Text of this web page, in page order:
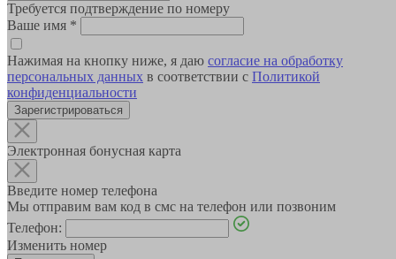
Требуется подтверждение по номеру
Ваше имя *
Нажимая на кнопку ниже, я даю согласие на обработку
персональных данных в соответствии с Политикой
конфиденциальности
Зарегистрироваться
Электронная бонусная карта
Введите номер телефона
Мы отправим вам код в смс на телефон или позвоним
Телефон:
Изменить номер